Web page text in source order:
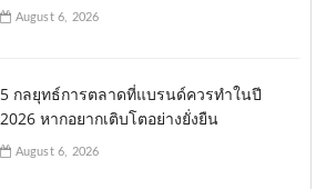
August 6, 2026
5 กลยุทธ์การตลาดที่แบรนด์ควรทำในปี
2026 หากอยากเติบโตอย่างยั่งยืน
August 6, 2026